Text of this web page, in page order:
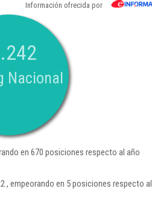
Información ofrecida por
Nacional
en 670 posiciones respecto al año
, empeorando en 5 posiciones respecto al